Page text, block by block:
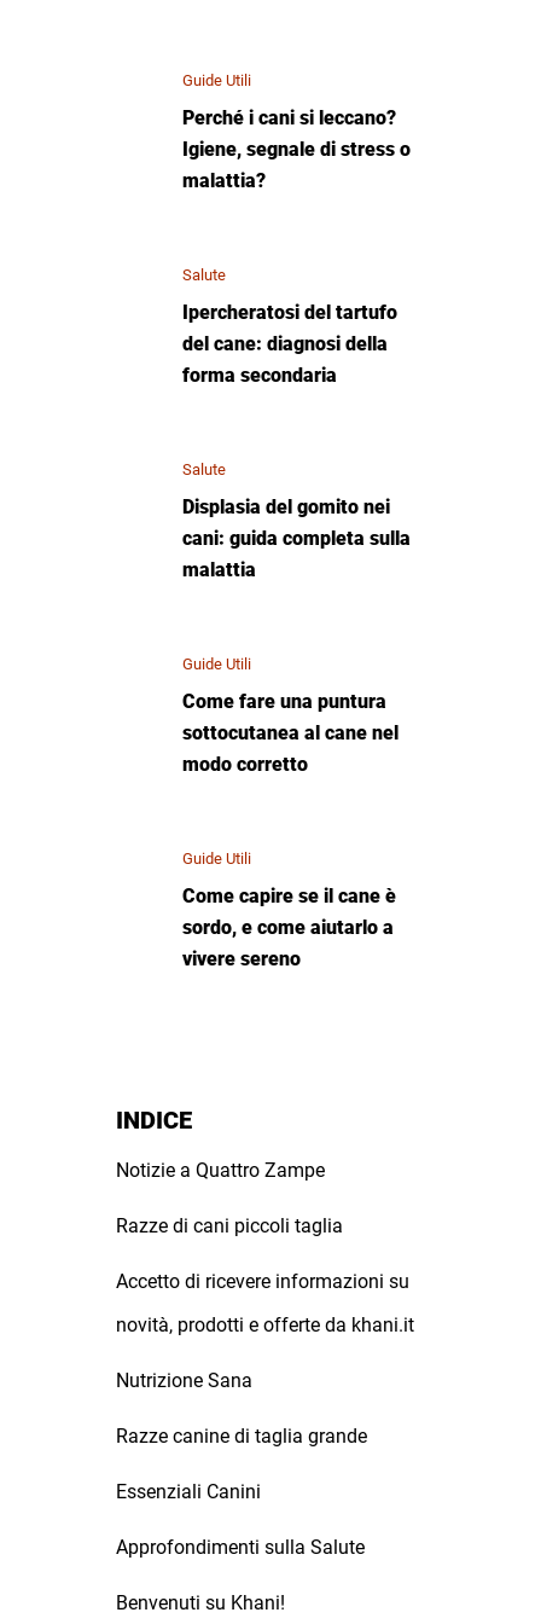
Guide Utili
Perché i cani si leccano?
Igiene, segnale di stress o
malattia?
Salute
Ipercheratosi del tartufo
del cane: diagnosi della
forma secondaria
Salute
Displasia del gomito nei
cani: guida completa sulla
malattia
Guide Utili
Come fare una puntura
sottocutanea al cane nel
modo corretto
Guide Utili
Come capire se il cane è
sordo, e come aiutarlo a
vivere sereno
INDICE
Notizie a Quattro Zampe
Razze di cani piccoli taglia
Accetto di ricevere informazioni su
novità, prodotti e offerte da khani.it
Nutrizione Sana
Razze canine di taglia grande
Essenziali Canini
Approfondimenti sulla Salute
Benvenuti su Khani!